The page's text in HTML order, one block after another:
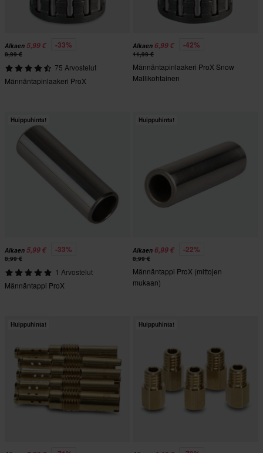
Alkaen 5,99 € -33%
8,99 €
75 Arvostelut
Männäntapinlaakeri ProX
Alkaen 6,99 € -42%
11,99 €
Männäntapinlaakeri ProX Snow
Mallikohtainen
Huippuhinta!
Alkaen 5,99 € -33%
8,99 €
1 Arvostelut
Männäntappi ProX
Huippuhinta!
Alkaen 6,99 € -22%
8,99 €
Männäntappi ProX (mittojen
mukaan)
Huippuhinta! Huippuhinta!